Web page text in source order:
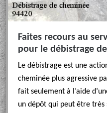
Faites recours au
pour le débistrage
Le débistrage est une
cheminée plus agressive
fait seulement à l’aide
un dépôt qui peut être très